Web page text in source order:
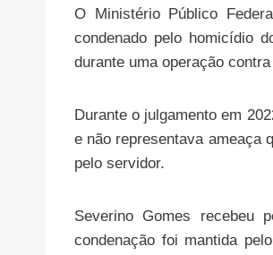
O Ministério Público
condenado pelo homicídio
durante uma operação
Durante o julgamento em
e não representava ameaça
pelo servidor.
Severino Gomes recebeu
condenação foi mantida